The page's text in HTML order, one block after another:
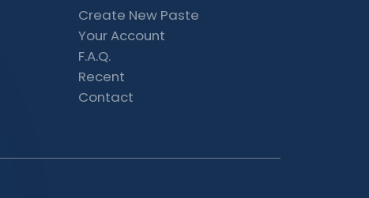
Create New Paste
Your Account
F.A.Q.
Recent
Contact